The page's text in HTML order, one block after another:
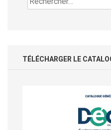
TÉLÉCHARGER LE